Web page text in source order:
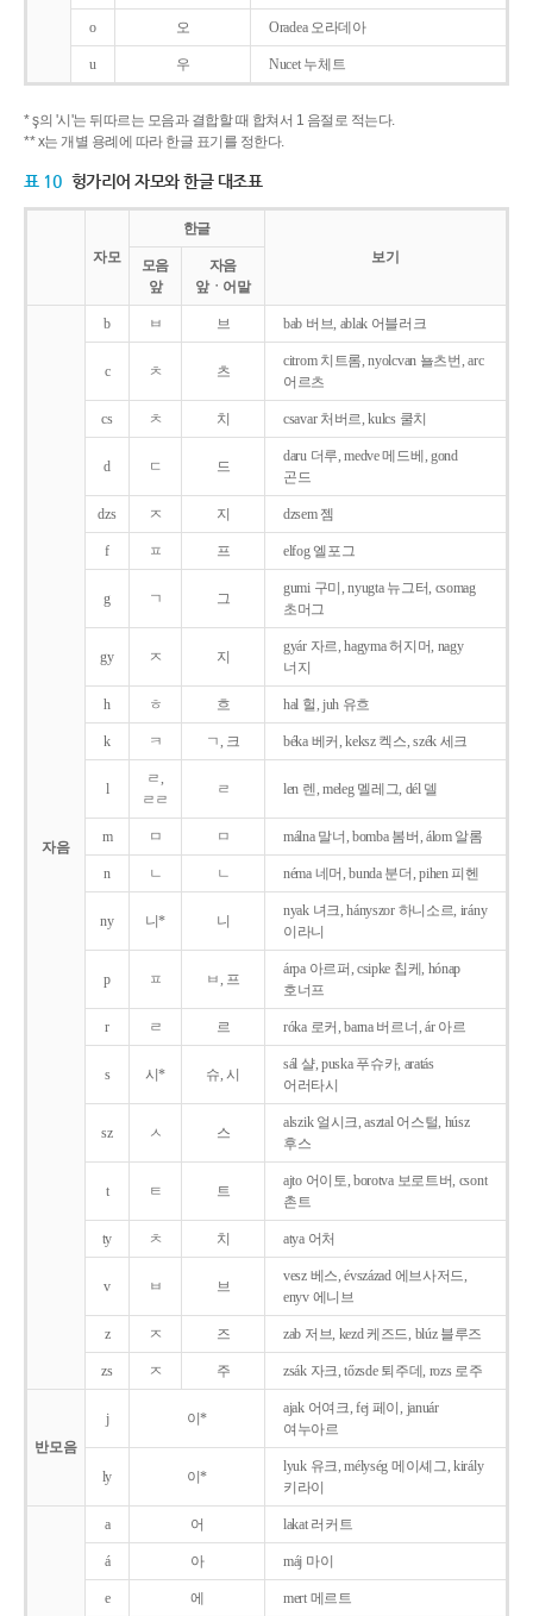
o 오 Oradea 오라데아
u 우 Nucet 누체트
* ş의 '시'는 뒤따르는 모음과 결합할 때 합쳐서 1 음절로 적는다.
** x는 개별 용례에 따라 한글 표기를 정한다.
표 10 헝가리어 자모와 한글 대조표
자모
한글
보기
모음
앞
자음
앞ㆍ어말
자음
b ㅂ 브 bab 버브, ablak 어블러크
c ㅊ 츠
citrom 치트롬, nyolcvan 뇰츠번, arc
어르츠
cs ㅊ 치 csavar 처버르, kulcs 쿨치
d ㄷ 드
daru 더루, medve 메드베, gond
곤드
dzs ㅈ 지 dzsem 젬
f ㅍ 프 elfog 엘포그
g ㄱ 그
gumi 구미, nyugta 뉴그터, csomag
초머그
gy ㅈ 지
gyár 자르, hagyma 허지머, nagy
너지
h ㅎ 흐 hal 헐, juh 유흐
k ㅋ ㄱ, 크 béka 베커, keksz 켁스, szék 세크
l
ㄹ,
ㄹㄹ
ㄹ len 렌, meleg 멜레그, dél 델
m ㅁ ㅁ málna 말너, bomba 봄버, álom 알롬
n ㄴ ㄴ néma 네머, bunda 분더, pihen 피헨
ny 니* 니
nyak 녀크, hányszor 하니소르, irány
이라니
p ㅍ ㅂ, 프
árpa 아르퍼, csipke 칩케, hónap
호너프
r ㄹ 르 róka 로커, barna 버르너, ár 아르
s 시* 슈, 시
sál 샬, puska 푸슈카, aratás
어러타시
sz ㅅ 스
alszik 얼시크, asztal 어스털, húsz
후스
t ㅌ 트
ajto 어이토, borotva 보로트버, csont
촌트
ty ㅊ 치 atya 어처
v ㅂ 브
vesz 베스, évszázad 에브사저드,
enyv 에니브
z ㅈ 즈 zab 저브, kezd 케즈드, blúz 블루즈
zs ㅈ 주 zsák 자크, tőzsde 퇴주데, rozs 로주
반모음
j 이*
ajak 어여크, fej 페이, január
여누아르
ly 이*
lyuk 유크, mélység 메이셰그, király
키라이
a 어 lakat 러커트
á 아 máj 마이
e 에 mert 메르트